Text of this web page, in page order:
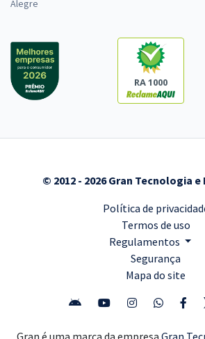
Alegre
RA 1000
© 2012 - 2026 Gran Tecnologia e
Política de
Termos de uso
Regulamentos
Segurança
Mapa do site
Gran é uma marca da empresa Gran